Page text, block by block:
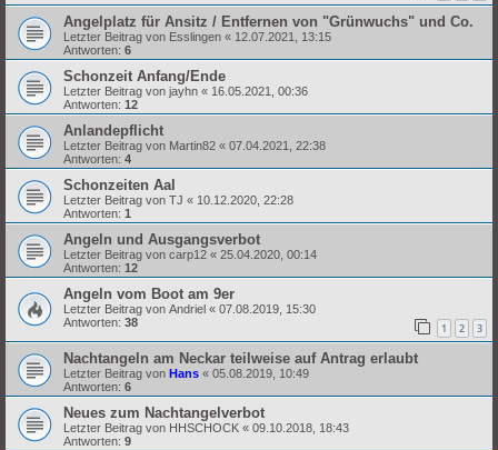
Angelplatz für Ansitz / Entfernen von "Grünwuchs" und Co.
Letzter Beitrag von Esslingen « 12.07.2021, 13:15
Antworten: 6
Schonzeit Anfang/Ende
Letzter Beitrag von jayhn « 16.05.2021, 00:36
Antworten: 12
Anlandepflicht
Letzter Beitrag von Martin82 « 07.04.2021, 22:38
Antworten: 4
Schonzeiten Aal
Letzter Beitrag von TJ « 10.12.2020, 22:28
Antworten: 1
Angeln und Ausgangsverbot
Letzter Beitrag von carp12 « 25.04.2020, 00:14
Antworten: 12
Angeln vom Boot am 9er
Letzter Beitrag von Andriel « 07.08.2019, 15:30
Antworten: 38 1 2 3
Nachtangeln am Neckar teilweise auf Antrag erlaubt
Letzter Beitrag von Hans « 05.08.2019, 10:49
Antworten: 6
Neues zum Nachtangelverbot
Letzter Beitrag von HHSCHOCK « 09.10.2018, 18:43
Antworten: 9